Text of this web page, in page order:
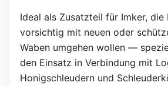
Ideal als Zusatzteil für Imker, die
vorsichtig mit neuen oder
Waben umgehen wollen —
den Einsatz in Verbindung mit
Honigschleudern und